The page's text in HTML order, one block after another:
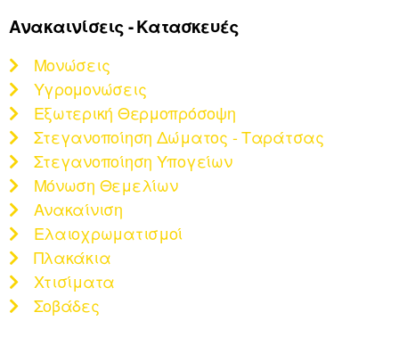
Ανακαινίσεις - Κατασκευές
Μονώσεις
Υγρομονώσεις
Εξωτερική Θερμοπρόσοψη
Στεγανοποίηση Δώματος - Ταράτσας
Στεγανοποίηση Υπογείων
Μόνωση Θεμελίων
Ανακαίνιση
Ελαιοχρωματισμοί
Πλακάκια
Χτισίματα
Σοβάδες